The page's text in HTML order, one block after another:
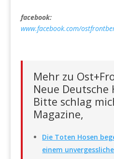
facebook:
www.facebook.com/
Mehr zu
Neue Deutsche
Bitte schlag
Magazine,
Die Toten Hosen
einem